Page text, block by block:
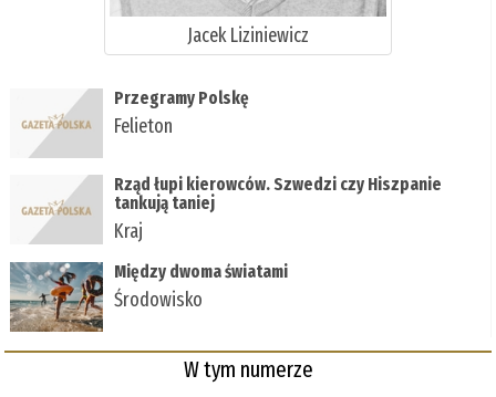
Jacek Liziniewicz
Przegramy Polskę
Felieton
Rząd łupi kierowców. Szwedzi czy Hiszpanie
tankują taniej
Kraj
Między dwoma światami
Środowisko
W tym numerze